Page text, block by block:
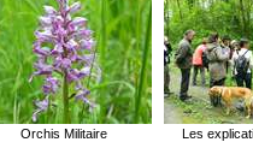
Orchis Militaire Les